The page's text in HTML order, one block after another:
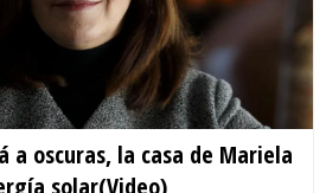
a oscuras, la casa de Mariela
solar(Video)